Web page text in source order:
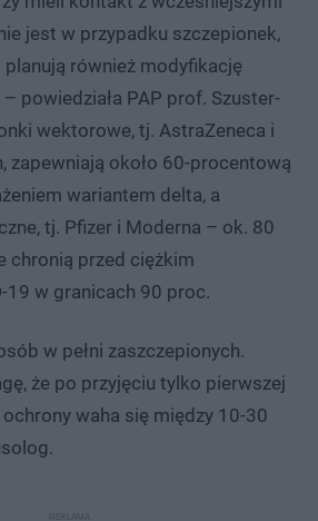
jest w przypadku szczepionek,
również modyfikację
powiedziała PAP prof. Szuster-
wektorowe, tj. AstraZeneca i
zapewniają około 60-procentową
wariantem delta, a
tj. Pfizer i Moderna – ok. 80
chronią przed ciężkim
19 w granicach 90 proc.
w pełni zaszczepionych.
że po przyjęciu tylko pierwszej
waha się między 10-30